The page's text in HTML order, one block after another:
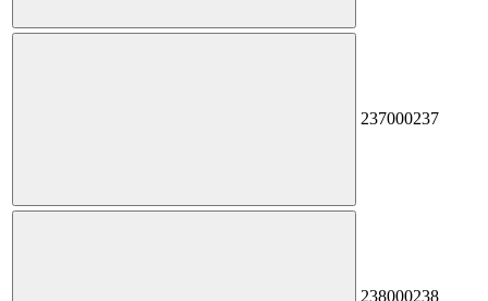
237000237
238000238